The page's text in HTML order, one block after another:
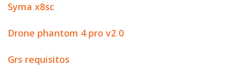
Syma x8sc
Drone phantom 4 pro v2 0
Grs requisitos